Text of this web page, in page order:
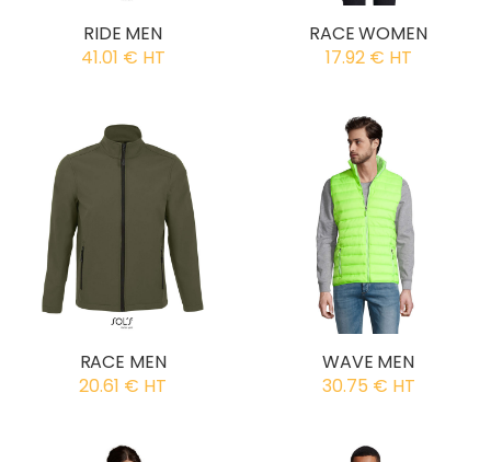
RIDE MEN
41.01 € HT
RACE WOMEN
17.92 € HT
RACE MEN
20.61 € HT
WAVE MEN
30.75 € HT